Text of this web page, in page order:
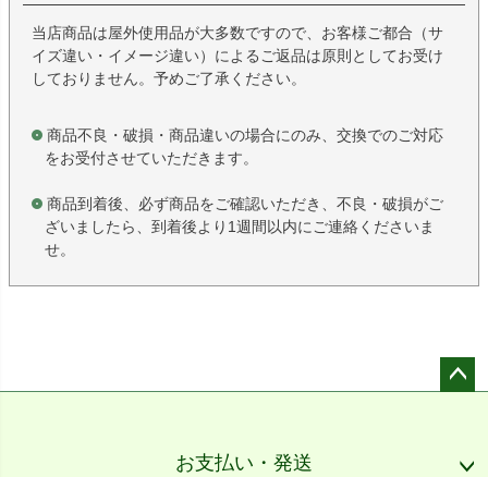
当店商品は屋外使用品が大多数ですので、お客様ご都合（サ
イズ違い・イメージ違い）によるご返品は原則としてお受け
しておりません。予めご了承ください。
商品不良・破損・商品違いの場合にのみ、交換でのご対応
をお受付させていただきます。
商品到着後、必ず商品をご確認いただき、不良・破損がご
ざいましたら、到着後より1週間以内にご連絡くださいま
せ。
お支払い・発送